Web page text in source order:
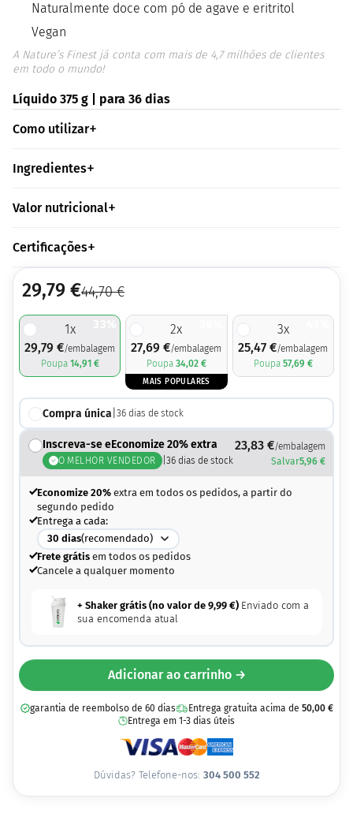
Naturalmente doce com pó de agave e eritritol
Vegan
A Nature’s Finest já conta com mais de 4,7 milhões de clientes
em todo o mundo!
Líquido 375 g | para 36 dias
Como utilizar
Ingredientes
Valor nutricional
Certificações
29,79 €44,70€
1x
29,79€/embalagem
Poupa 14,91 €
2x
27,69€/embalagem
Poupa 34,02 €
MAIS POPULARES
3x
25,47€/embalagem
Poupa 57,69 €
Compra única 36dias de stock
Inscreva-se eEconomize 20% extra
O MELHOR VENDEDOR | 36dias de stock
23,83 €/embalagem
Salvar5,96 €
Economize 20%extra em todos os pedidos, a partir do
segundo pedido
Entrega a cada:
30 dias(recomendado)
Frete grátisem todos os pedidos
Cancele a qualquer momento
+ Shaker grátis (no valor de 9,99 €) Enviado com a
sua encomenda atual
Adicionar ao carrinho →
garantia de reembolso de 60 dias Entrega gratuita acima de 50,00 €
Entrega em 1-3 dias úteis
Dúvidas? Telefone-nos: 304 500 552